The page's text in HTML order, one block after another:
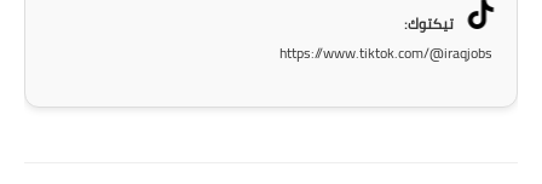
تيكتوك:
https://www.tiktok.com/@iraqjobs